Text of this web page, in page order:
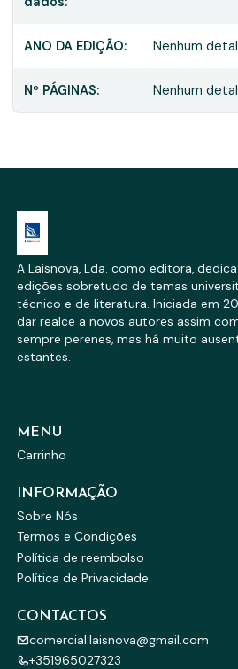
ANO DA EDIÇÃO: Nenhum
Nº PÁGINAS: Nenhum
A Laisnova, Lda. como editora,
edições sobretudo de temas
técnico e de literatura. Iniciada em
dar realce a novos autores assim
sempre perenes, mas há muito
estantes.
MENU
Carrinho
INFORMAÇÃO
Sobre Nós
Termos e Condições
Política de reembolso
Política de Privacidade
CONTACTOS
comercial.laisnova@gmail.com
+351965027323